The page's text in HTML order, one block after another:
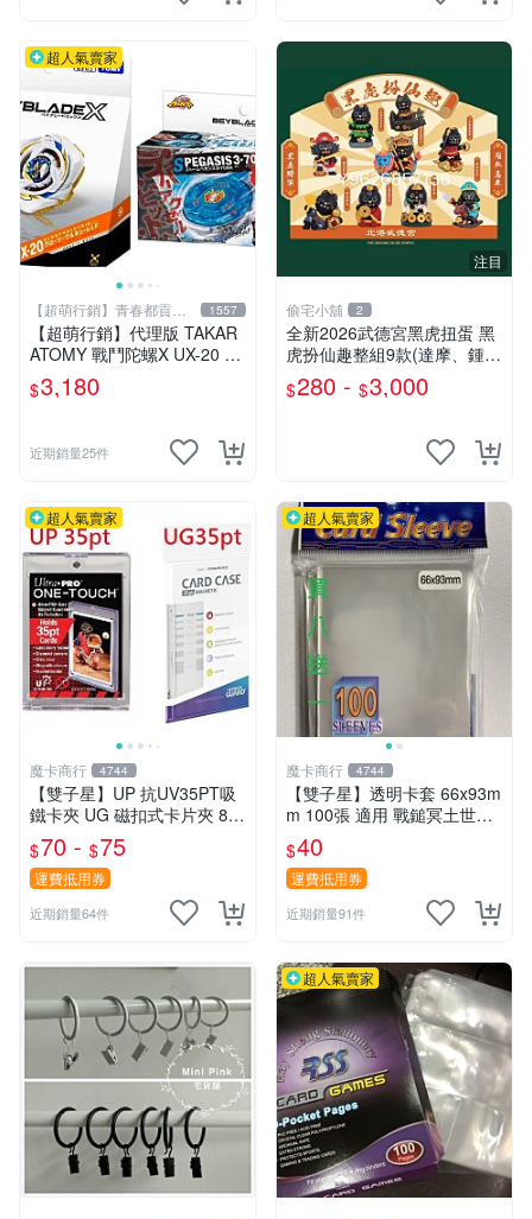
超人氣賣家
【超萌行銷】青春都貢獻
給玩具了
1557
【超萌行銷】代理版 TAKAR
ATOMY 戰鬥陀螺X UX-20 榮
耀女武神 LF & BX-00 暴風天
馬3-70RA 附發射器 兩款合售
$3,180
近期銷量25件
注目
偷宅小舖 2
￼全新2026武德宮黑虎扭蛋 黑
虎扮仙趣整組9款(達摩、鍾
馗、神農大帝、地藏王、三太
子、關公、觀音、太陽星君、
$280 - $3,000
超人氣賣家
魔卡商行 4744
【雙子星】UP 抗UV35PT吸
鐵卡夾 UG 磁扣式卡片夾 81
575-UV 適用 球員卡 卡磚 摩
天巔峰 蒼空烈流
$70 - $75
運費抵用券
近期銷量64件
超人氣賣家
魔卡商行 4744
【雙子星】透明卡套 66x93m
m 100張 適用 戰鎚冥土世界
希德塔 卡片 第1層
$40
運費抵用券
近期銷量91件
超人氣賣家